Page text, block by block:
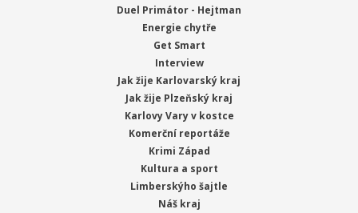
Duel Primátor - Hejtman
Energie chytře
Get Smart
Interview
Jak žije Karlovarský kraj
Jak žije Plzeňský kraj
Karlovy Vary v kostce
Komerční reportáže
Krimi Západ
Kultura a sport
Limberskýho šajtle
Náš kraj